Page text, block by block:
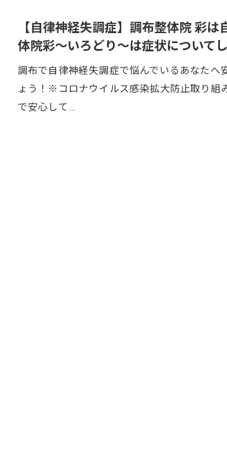
【自律神経失調症】調布整体院 彩
体院彩〜いろどり〜は症状について
調布で自律神経失調症で悩んでいるあなた
ょう！※コロナウイルス感染拡大防止取り組
で安心して…
お問い合わせはこちら